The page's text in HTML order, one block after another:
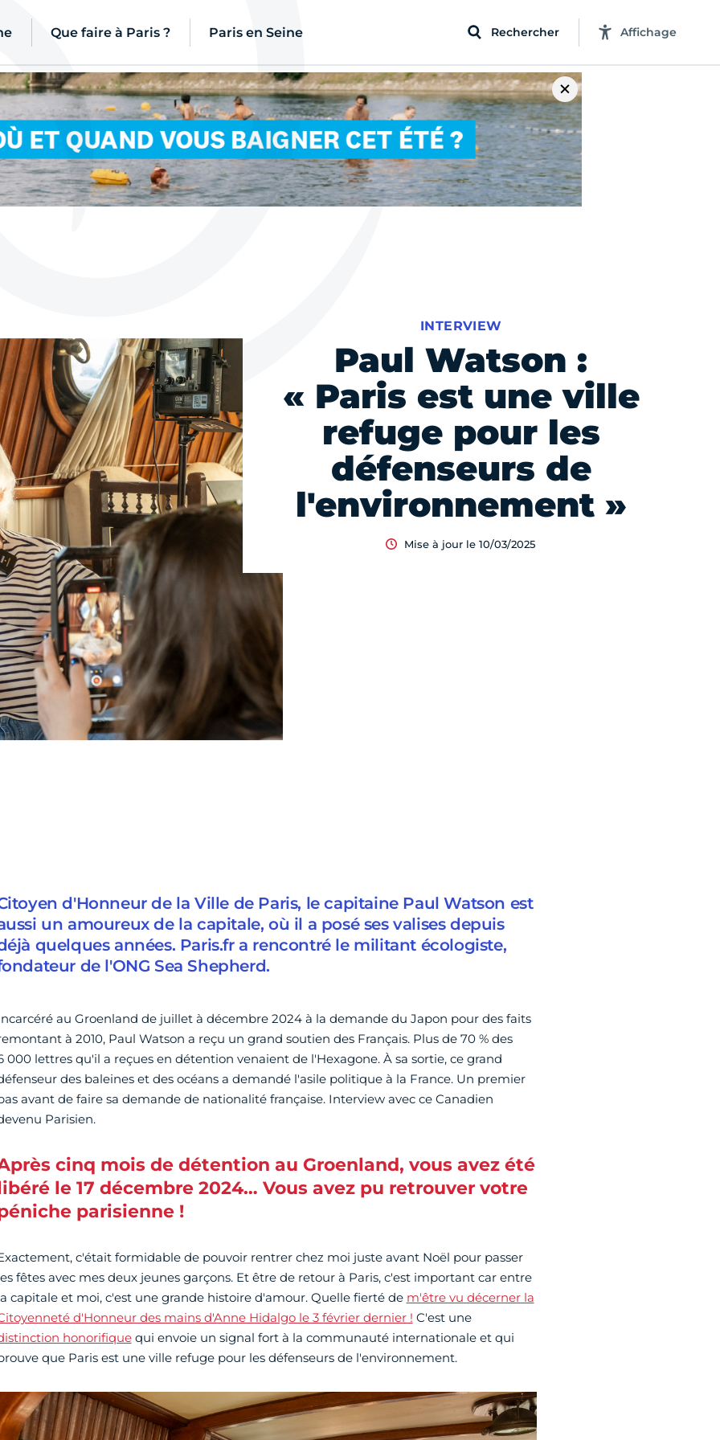
Que faire à Paris ? Paris en Seine Rechercher Affichage
Paul Watson :
« Paris est une ville
refuge pour les
défenseurs de
l'environnement »
INTERVIEW
Mise à jour le 10/03/2025
d'Honneur de la Ville de Paris, le capitaine Paul Watson est
un amoureux de la capitale, où il a posé ses valises depuis
quelques années. Paris.fr a rencontré le militant écologiste,
de l'ONG Sea Shepherd.
au Groenland de juillet à décembre 2024 à la demande du Japon pour des faits
à 2010, Paul Watson a reçu un grand soutien des Français. Plus de 70 % des
000 lettres qu'il a reçues en détention venaient de l'Hexagone. À sa sortie, ce grand
des baleines et des océans a demandé l'asile politique à la France. Un premier
avant de faire sa demande de nationalité française. Interview avec ce Canadien
Parisien.
cinq mois de détention au Groenland, vous avez été
le 17 décembre 2024… Vous avez pu retrouver votre
parisienne !
c'était formidable de pouvoir rentrer chez moi juste avant Noël pour passer
fêtes avec mes deux jeunes garçons. Et être de retour à Paris, c'est important car entre
capitale et moi, c'est une grande histoire d'amour. Quelle fierté de m'être vu décerner la
d'Honneur des mains d'Anne Hidalgo le 3 février dernier ! C'est une
honorifiquequi envoie un signal fort à la communauté internationale et qui
que Paris est une ville refuge pour les défenseurs de l'environnement.